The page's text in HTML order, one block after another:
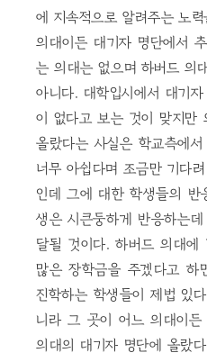
에 지속적으로 알려주는 노
의대이든 대기자 명단에서
는 의대는 없으며 하버드 의
아니다. 대학입시에서 대기
이 없다고 보는 것이 맞지만
올랐다는 사실은 학교측에
너무 아쉽다며 조금만 기다
인데 그에 대한 학생들의 반
생은 시큰둥하게 반응하는
달될 것이다. 하버드 의대
많은 장학금을 주겠다고 하
진학하는 학생들이 제법 있
니라 그 곳이 어느 의대이
의대의 대기자 명단에 올랐